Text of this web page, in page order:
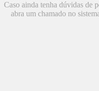
Caso ainda tenha dúvidas de
abra um chamado no